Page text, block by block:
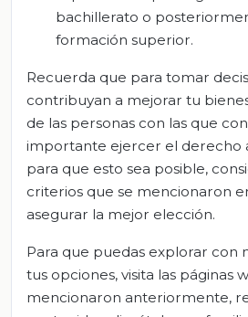
bachillerato o
formación superior.
Recuerda que para tomar
contribuyan a mejorar tu
de las personas con las que
importante ejercer el derecho
para que esto sea posible,
criterios que se mencionaron
asegurar la mejor elección.
Para que puedas explorar con
tus opciones, visita las páginas
mencionaron anteriormente,